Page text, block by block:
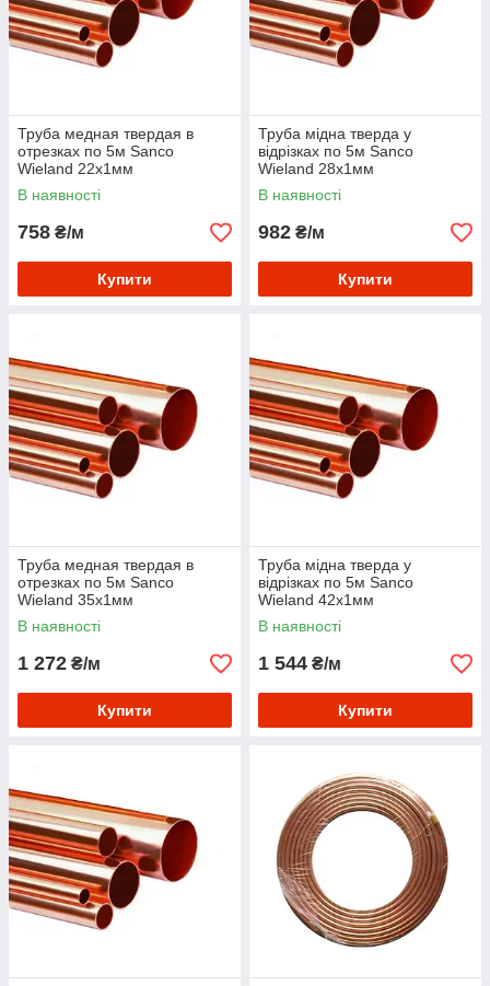
Труба медная твердая в
отрезках по 5м Sanco
Wieland 22х1мм
В наявності
758 ₴/м
Купити
Труба мідна тверда у
відрізках по 5м Sanco
Wieland 28х1мм
В наявності
982 ₴/м
Купити
Труба медная твердая в
отрезках по 5м Sanco
Wieland 35х1мм
В наявності
1 272 ₴/м
Купити
Труба мідна тверда у
відрізках по 5м Sanco
Wieland 42х1мм
В наявності
1 544 ₴/м
Купити